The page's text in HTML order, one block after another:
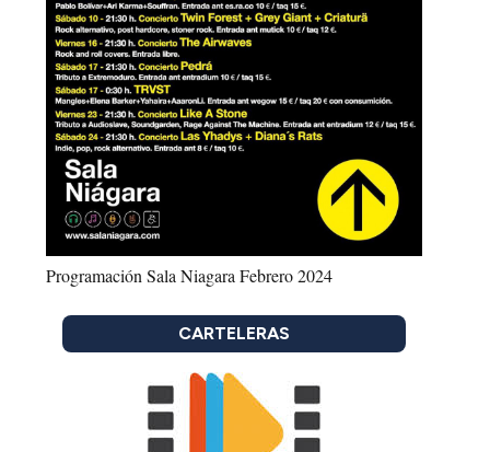
Programación Sala Niagara Febrero 2024
CARTELERAS